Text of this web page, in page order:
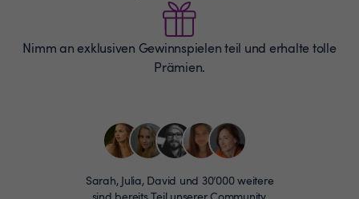
Nimm an exklusiven Gewinnspielen teil und erhalte tolle
Prämien.
Sarah, Julia, David und 30’000 weitere